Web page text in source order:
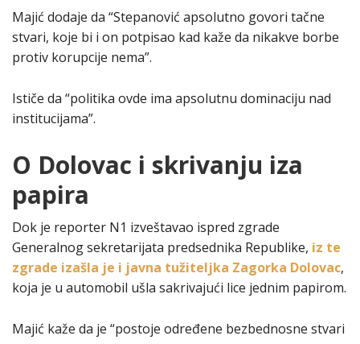
Majić dodaje da “Stepanović apsolutno govori tačne
stvari, koje bi i on potpisao kad kaže da nikakve borbe
protiv korupcije nema”.
Ističe da “politika ovde ima apsolutnu dominaciju nad
institucijama”.
O Dolovac i skrivanju iza
papira
Dok je reporter N1 izveštavao ispred zgrade
Generalnog sekretarijata predsednika Republike, iz te
zgrade izašla je i javna tužiteljka Zagorka Dolovac,
koja je u automobil ušla sakrivajući lice jednim papirom.
Majić kaže da je “postoje određene bezbednosne stvari